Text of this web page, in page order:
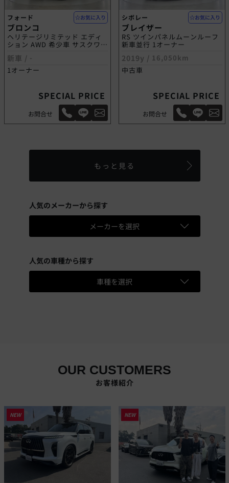
お気に入り
フォード
ブロンコ
ヘリテージリミテッド エディ
ション AWD 希少車 サスクワッ
新車 / -
1オーナー
SPECIAL PRICE
お問合せ
お気に入り
シボレー
ブレイザー
RS ツインパネルムーンルーフ
新車並行 1オーナー
2019y / 16,050km
中古車
SPECIAL PRICE
お問合せ
もっと見る
人気のメーカーから探す
メーカーを選択
人気の車種から探す
車種を選択
OUR CUSTOMERS
お客様紹介
NEW NEW